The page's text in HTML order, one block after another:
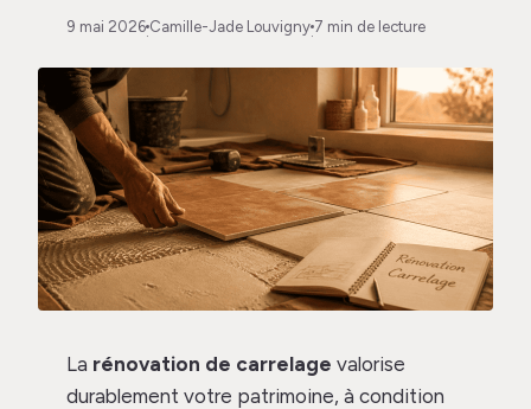
9 mai 2026
·
Camille-Jade Louvigny
·
7 min de lecture
La rénovation de carrelage valorise
durablement votre patrimoine, à condition